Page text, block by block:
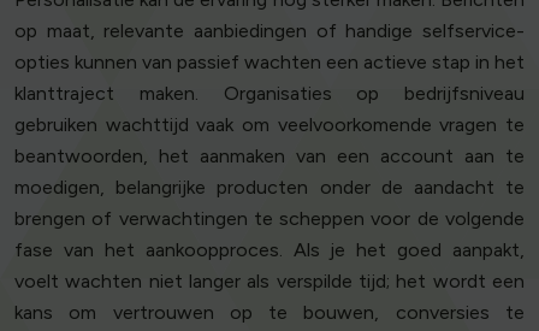
op maat, relevante aanbiedingen of handige selfservice-
opties kunnen van passief wachten een actieve stap in het
klanttraject maken. Organisaties op bedrijfsniveau
gebruiken wachttijd vaak om veelvoorkomende vragen te
beantwoorden, het aanmaken van een account aan te
moedigen, belangrijke producten onder de aandacht te
brengen of verwachtingen te scheppen voor de volgende
fase van het aankoopproces. Als je het goed aanpakt,
voelt wachten niet langer als verspilde tijd; het wordt een
kans om vertrouwen op te bouwen, conversies te